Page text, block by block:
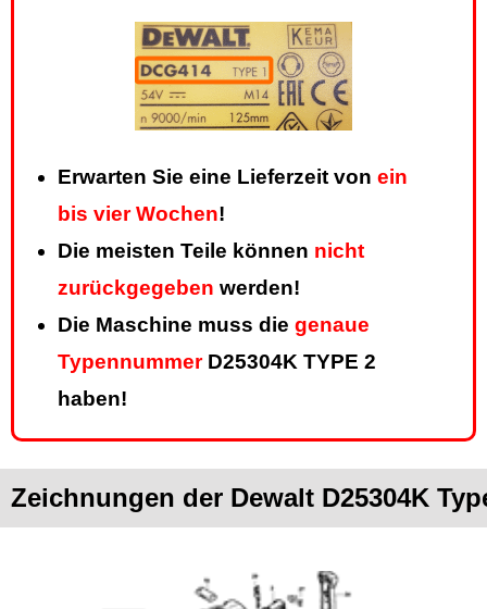
Erwarten Sie eine Lieferzeit von ein
bis vier Wochen!
Die meisten Teile können nicht
zurückgegeben werden!
Die Maschine muss die genaue
TypennummerD25304K TYPE 2
haben!
Zeichnungen der Dewalt D25304K